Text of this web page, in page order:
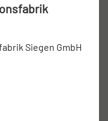
Siegen GmbH